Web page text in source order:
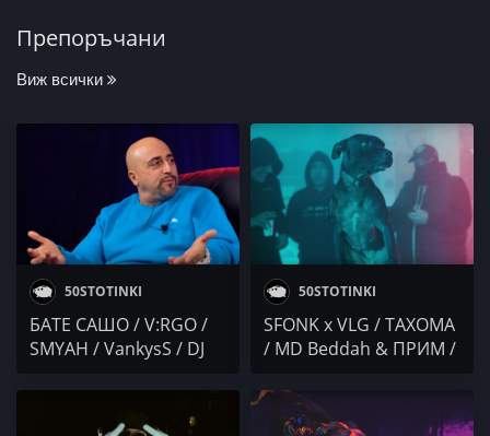
Препоръчани
Виж всички
50STOTINKI
БАТЕ САШО / V:RGO /
SMYAH / VankysS / DJ
50STOTINKI
SFONK x VLG / ТАХОМА
/ MD Beddah & ПРИМ /
КРУН QY